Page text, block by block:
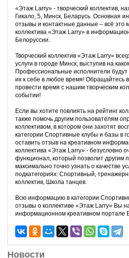
«Этаж Larry» - творческий коллектив,
Гикало, 5, Минск, Беларусь. Основная
отзывы и контактные данные – всё это
коллектива «Этаж Larry» в
Белоруссии.
Творческий коллектив «Этаж Larry»
услуги в городе Минск, выступив на
Профессиональные исполнители
их к себе в любое время! Обращайтесь
провести время с нашим творческим
событии!
Если вы хотите повлиять на рейтинг
также помочь другим пользователям
коллективом, в котором они захотят
категории Спортивные клубы и базы в
оставить отзыв на креативном
коллектива «Этаж Larry» - безусловно
функционал, который позволит другим
максимально точно узнать о качестве
подкатегориях: Спортивный,
коллектив, Школа танцев.
Всю информацию в категории
отзывы о коллективе «Этаж Larry» Вы
информационном креативном портале
Новости